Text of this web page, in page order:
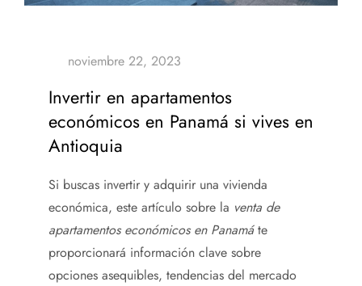
Invertir en apartamentos
económicos en Panamá si vives en
Antioquia
Si buscas invertir y adquirir una vivienda
económica, este artículo sobre la venta de
apartamentos económicos en Panamáte
proporcionará información clave sobre
opciones asequibles, tendencias del mercado